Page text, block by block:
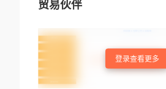
贸易伙伴
登录查看更多